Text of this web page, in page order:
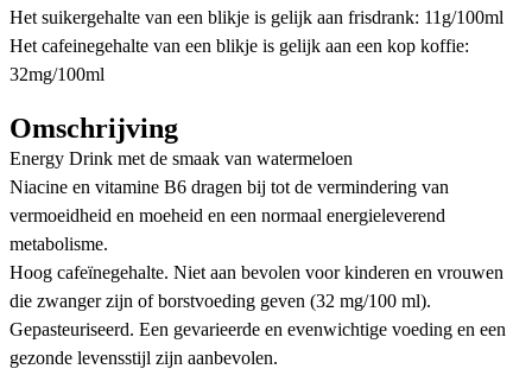
Het suikergehalte van een blikje is gelijk aan frisdrank: 11g/100ml
Het cafeinegehalte van een blikje is gelijk aan een kop koffie:
32mg/100ml
Omschrijving
Energy Drink met de smaak van watermeloen
Niacine en vitamine B6 dragen bij tot de vermindering van
vermoeidheid en moeheid en een normaal energieleverend
metabolisme.
Hoog cafeïnegehalte. Niet aan bevolen voor kinderen en vrouwen
die zwanger zijn of borstvoeding geven (32 mg/100 ml).
Gepasteuriseerd. Een gevarieerde en evenwichtige voeding en een
gezonde levensstijl zijn aanbevolen.